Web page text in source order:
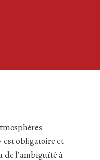
est obligatoire et
de l’ambiguïté à